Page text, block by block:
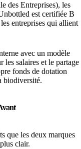
des Entreprises), les
est certifiée B
entreprises qui allient
avec un modèle
les salaires et le partage
fonds de dotation
biodiversité.
que les deux marques
clair.